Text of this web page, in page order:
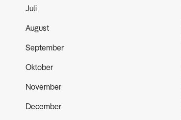
Juli
August
September
Oktober
November
December